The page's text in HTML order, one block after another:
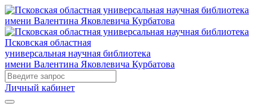
Псковская областная
универсальная научная библиотека
имени Валентина Яковлевича Курбатова
Личный кабинет